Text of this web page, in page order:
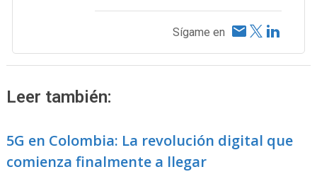
Sígame en
Leer también:
5G en Colombia: La revolución digital que
comienza finalmente a llegar